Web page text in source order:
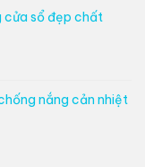
₫.
cửa sổ đẹp chất
₫.
nắng cản nhiệt